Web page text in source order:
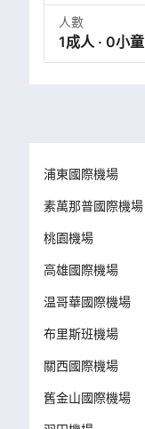
人數
1成人 · 0小童
浦東國際機場
素萬那普國際機場
桃園機場
高雄國際機場
温哥華國際機場
布里斯班機場
關西國際機場
舊金山國際機場